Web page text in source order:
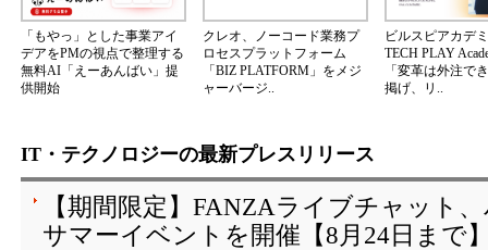
「もやっ」とした事業アイ
デアをPMの視点で整理する
無料AI「えーあんばい」提
供開始
クレオ、ノーコード業務プ
ロセスプラットフォーム
「BIZ PLATFORM」をメジ
ャーバージ..
ビルスピアカデ
TECH PLAY
「変革は外注で
掲げ、リ..
IT・テクノロジーの最新プレスリリース
【期間限定】FANZAライブチャット
サマーイベントを開催【8月24日まで